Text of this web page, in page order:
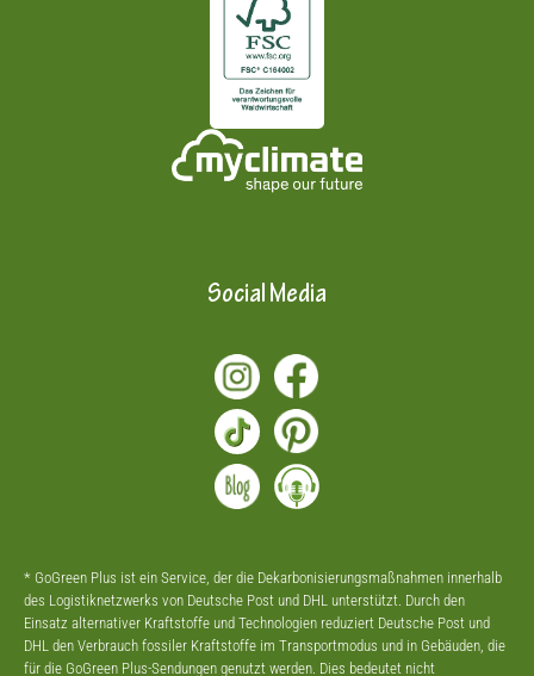
Social Media
* GoGreen Plus ist ein Service, der die Dekarbonisierungsmaßnahmen innerhalb
des Logistiknetzwerks von Deutsche Post und DHL unterstützt. Durch den
Einsatz alternativer Kraftstoffe und Technologien reduziert Deutsche Post und
DHL den Verbrauch fossiler Kraftstoffe im Transportmodus und in Gebäuden, die
für die GoGreen Plus-Sendungen genutzt werden. Dies bedeutet nicht